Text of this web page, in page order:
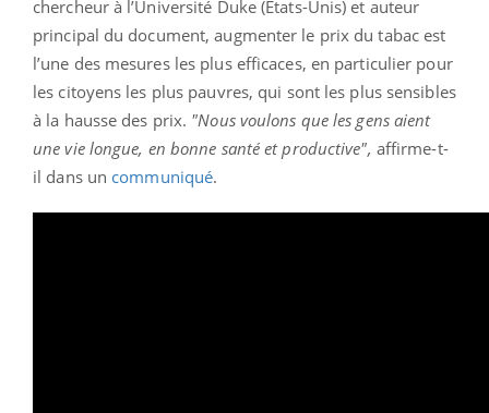
chercheur à l’Université Duke (Etats-Unis) et auteur
principal du document, augmenter le prix du tabac est
l’une des mesures les plus efficaces, en particulier pour
les citoyens les plus pauvres, qui sont les plus sensibles
à la hausse des prix. "Nous voulons que les gens aient
une vie longue, en bonne santé et productive", affirme-t-
il dans un communiqué.